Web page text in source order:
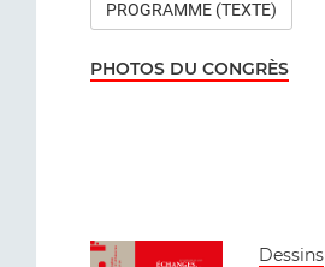
PROGRAMME (TEXTE)
PHOTOS DU CONGRÈS
Dessins